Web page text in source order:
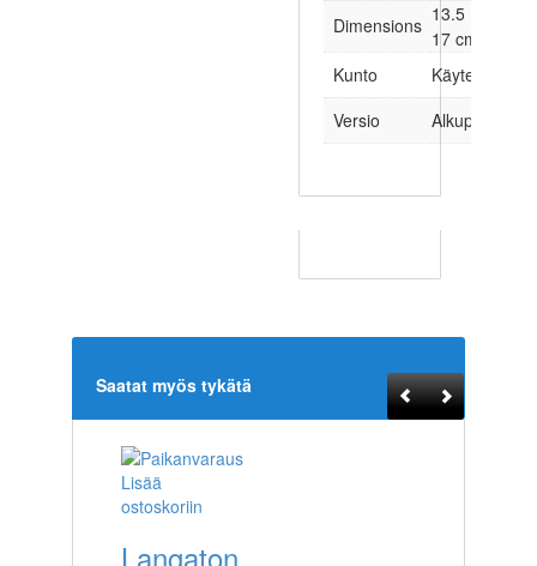
Dimensions 13.5 × 1.5 ×
17 cm
Kunto
Käytetty
Versio
Alkuperäinen
Saatat myös tykätä
Lisää
ostoskoriin
Langaton